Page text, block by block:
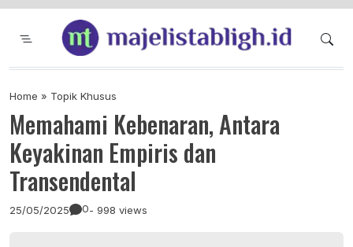
Majelis Tabligh Muhammadiyah
Syiar Dakwah Islam Berkemajuan dan
Home » Topik Khusus
Memahami Kebenaran, Antara
Keyakinan Empiris dan
Transendental
25/05/2025 0- 998 views